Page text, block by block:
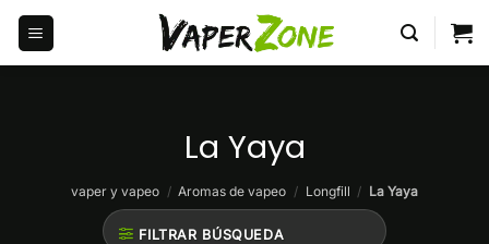
Saltar
contenido
La Yaya
vaper y vapeo / Aromas de vapeo / Longfill / La Yaya
FILTRAR BÚSQUEDA